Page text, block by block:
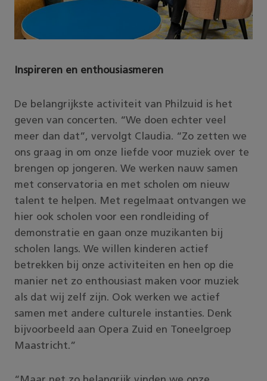
Inspireren en enthousiasmeren
De belangrijkste activiteit van Philzuid is het
geven van concerten. “We doen echter veel
meer dan dat”, vervolgt Claudia. “Zo zetten we
ons graag in om onze liefde voor muziek over te
brengen op jongeren. We werken nauw samen
met conservatoria en met scholen om nieuw
talent te helpen. Met regelmaat ontvangen we
hier ook scholen voor een rondleiding of
demonstratie en gaan onze muzikanten bij
scholen langs. We willen kinderen actief
betrekken bij onze activiteiten en hen op die
manier net zo enthousiast maken voor muziek
als dat wij zelf zijn. Ook werken we actief
samen met andere culturele instanties. Denk
bijvoorbeeld aan Opera Zuid en Toneelgroep
Maastricht.”